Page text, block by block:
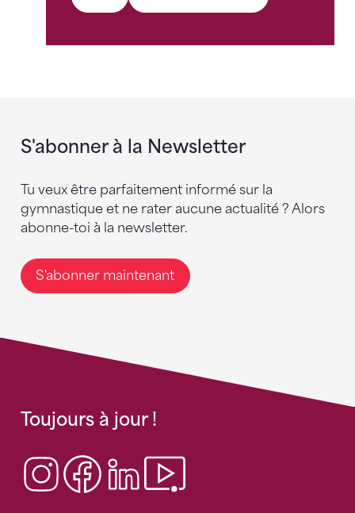
S'abonner à la Newsletter
Tu veux être parfaitement informé sur la
gymnastique et ne rater aucune actualité ? Alors
abonne-toi à la newsletter.
S'abonner maintenant
Toujours à jour !